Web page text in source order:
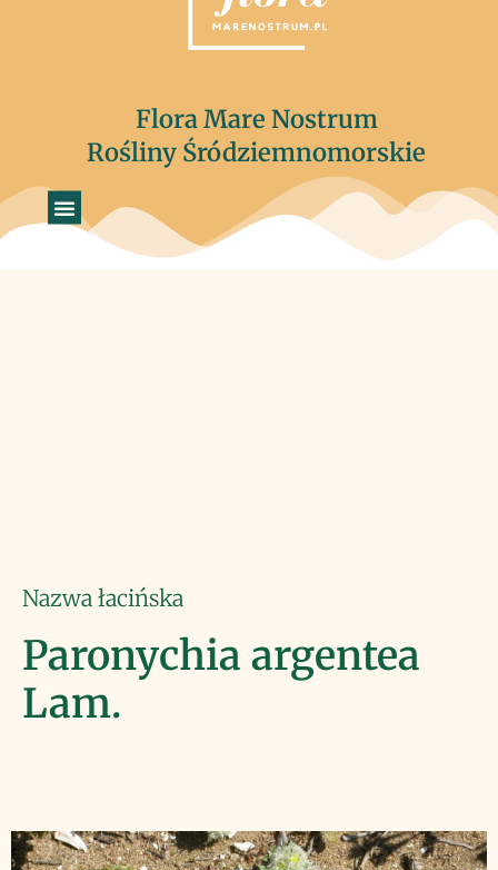
Flora Mare Nostrum
Rośliny Śródziemnomorskie
Nazwa łacińska
Paronychia argentea
Lam.